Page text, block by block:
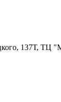
137Т, ТЦ